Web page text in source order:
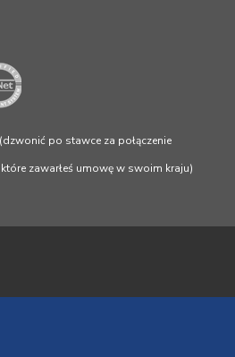
po stawce za połączenie
zawarłeś umowę w swoim kraju)